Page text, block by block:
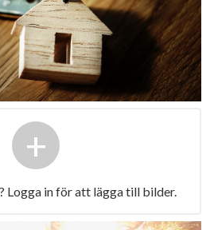
+
Logga in för att lägga till bilder.